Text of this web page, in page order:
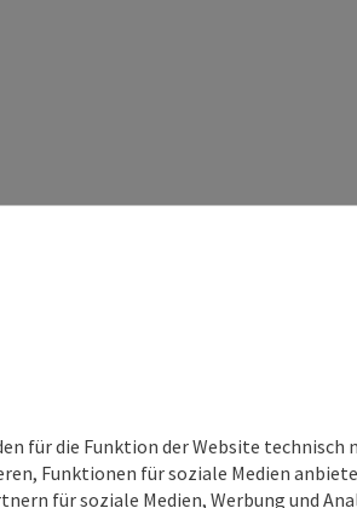
für die Funktion der Website
Funktionen für soziale Medien
für soziale Medien, Werbung und